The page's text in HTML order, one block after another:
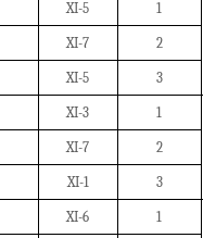
XI-5 1
XI-7 2
XI-5 3
XI-3 1
XI-7 2
XI-1 3
XI-6 1